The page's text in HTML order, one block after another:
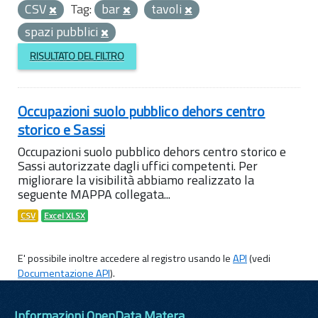
CSV
Tag: bar
tavoli
spazi pubblici
RISULTATO DEL FILTRO
Occupazioni suolo pubblico dehors centro
storico e Sassi
Occupazioni suolo pubblico dehors centro storico e
Sassi autorizzate dagli uffici competenti. Per
migliorare la visibilità abbiamo realizzato la
seguente MAPPA collegata...
CSV Excel XLSX
E' possibile inoltre accedere al registro usando leAPI(vedi
Documentazione API).